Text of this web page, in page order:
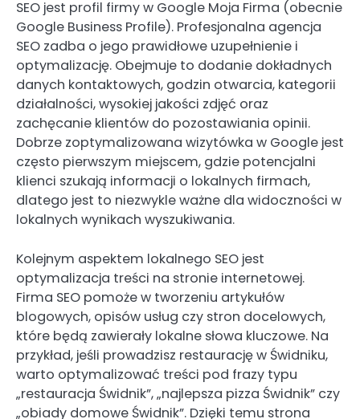
SEO jest profil firmy w Google Moja Firma (obecnie
Google Business Profile). Profesjonalna agencja
SEO zadba o jego prawidłowe uzupełnienie i
optymalizację. Obejmuje to dodanie dokładnych
danych kontaktowych, godzin otwarcia, kategorii
działalności, wysokiej jakości zdjęć oraz
zachęcanie klientów do pozostawiania opinii.
Dobrze zoptymalizowana wizytówka w Google jest
często pierwszym miejscem, gdzie potencjalni
klienci szukają informacji o lokalnych firmach,
dlatego jest to niezwykle ważne dla widoczności w
lokalnych wynikach wyszukiwania.
Kolejnym aspektem lokalnego SEO jest
optymalizacja treści na stronie internetowej.
Firma SEO pomoże w tworzeniu artykułów
blogowych, opisów usług czy stron docelowych,
które będą zawierały lokalne słowa kluczowe. Na
przykład, jeśli prowadzisz restaurację w Świdniku,
warto optymalizować treści pod frazy typu
„restauracja Świdnik”, „najlepsza pizza Świdnik” czy
„obiady domowe Świdnik”. Dzięki temu strona